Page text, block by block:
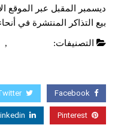
ديسمبر المقبل عبر الموقع
بيع التذاكر المنتشرة في
التصنيفات: ,
Facebook
Pinterest